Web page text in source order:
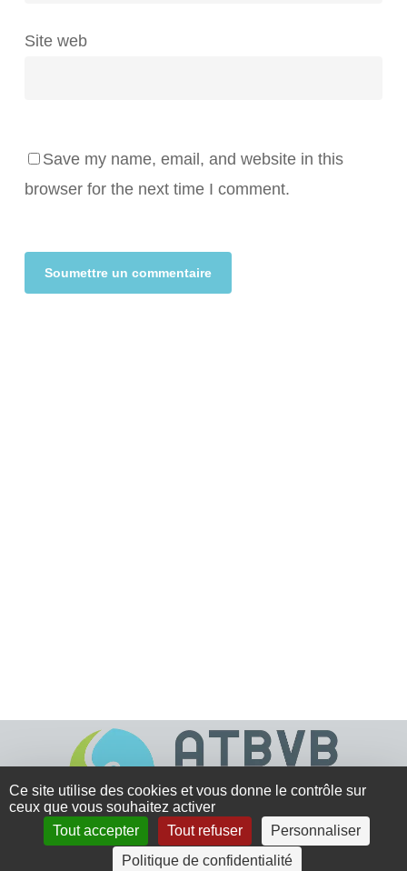
Site web
Save my name, email, and website in this
browser for the next time I comment.
4 rue Crec’h-Ugen
Ce site utilise des cookies et vous donne le contrôle sur
ceux que vous souhaitez activer
Tout accepter
Tout refuser
Personnaliser
Politique de confidentialité